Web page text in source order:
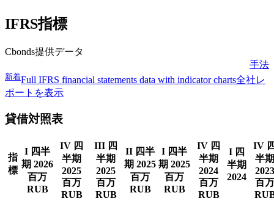
IFRS指標
Cbonds提供データ
手法
新着Full IFRS financial statements data with indicator charts全社レ
ポートを表示
貸借対照表
指
標
I 四半
期 2026
百万
RUB
IV 四
半期
2025
百万
RUB
III 四
半期
2025
百万
RUB
II 四半
期 2025
百万
RUB
I 四半
期 2025
百万
RUB
IV 四
半期
2024
百万
RUB
I 四
半期
2024
IV
半期
2023
百万